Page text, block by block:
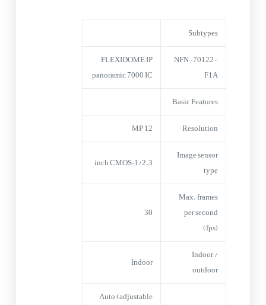
Subtypes
NFN-70122-
F1A
FLEXIDOME IP
panoramic 7000 IC
Basic Features
Resolution
12 MP
Image sensor
type
1/2.3‑inch CMOS
Max. frames
per second
(fps)
30
Indoor /
outdoor
Indoor
Auto (adjustable